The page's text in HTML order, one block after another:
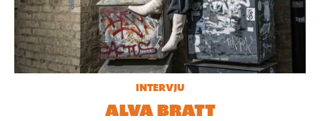
INTERVJU
ALVA BRATT